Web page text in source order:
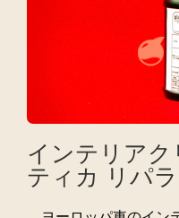
インテリアク
ティカ リパ